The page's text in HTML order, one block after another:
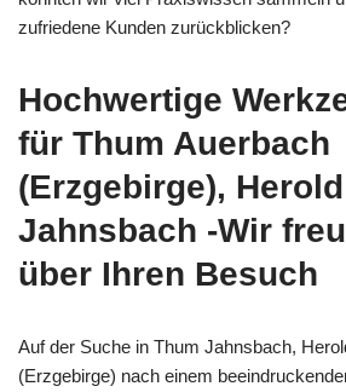
zufriedene Kunden zurückblicken?
Hochwertige
für Thum Auerbach
(Erzgebirge),
Jahnsbach -Wir
über Ihren Besuch
Auf der Suche in Thum Jahnsbach,
(Erzgebirge) nach einem